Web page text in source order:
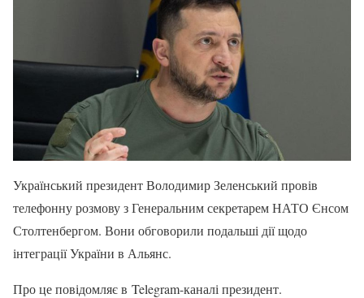
Український президент Володимир Зеленський провів
телефонну розмову з Генеральним секретарем НАТО Єнсом
Столтенбергом. Вони обговорили подальші дії щодо
інтеграції України в Альянс.
Про це повідомляє в Telegram-каналі президент.